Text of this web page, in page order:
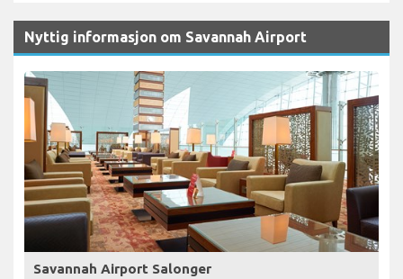
Nyttig informasjon om Savannah Airport
Savannah Airport Salonger